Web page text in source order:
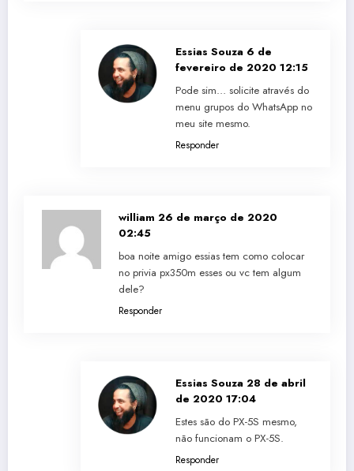
Essias Souza 6 de
fevereiro de 2020 12:15
Pode sim… solicite através do
menu grupos do WhatsApp no
meu site mesmo.
Responder
william 26 de março de 2020
02:45
boa noite amigo essias tem como colocar
no privia px350m esses ou vc tem algum
dele?
Responder
Essias Souza 28 de abril
de 2020 17:04
Estes são do PX-5S mesmo,
não funcionam o PX-5S.
Responder